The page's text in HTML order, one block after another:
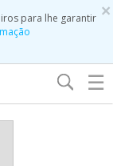
×
para lhe garantir
☰